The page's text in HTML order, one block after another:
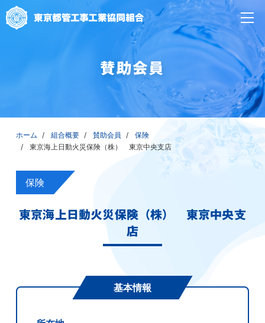
賛助会員
ホーム 組合概要 賛助会員
保険
東京海上日動火災保険（株） 東京中央支店
保険
東京海上日動火災保険（株） 東京中央支
店
基本情報